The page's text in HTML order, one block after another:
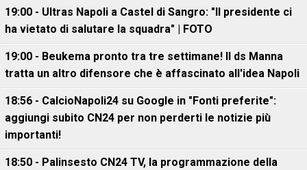
19:00 - Ultras Napoli a Castel di Sangro: "Il presidente ci
ha vietato di salutare la squadra" | FOTO
19:00 - Beukema pronto tra tre settimane! Il ds Manna
tratta un altro difensore che è affascinato all'idea Napoli
18:56 - CalcioNapoli24 su Google in "Fonti preferite":
aggiungi subito CN24 per non perderti le notizie più
importanti!
18:50 - Palinsesto CN24 TV, la programmazione della